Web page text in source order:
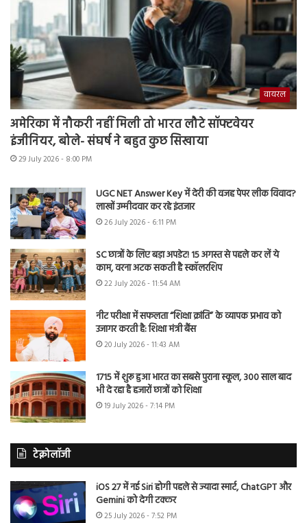
वायरल
अमेरिका में नौकरी नहीं मिली तो भारत लौटे सॉफ्टवेयर
इंजीनियर, बोले- संघर्ष ने बहुत कुछ सिखाया
29 July 2026 - 8:00 PM
UGC NET Answer Key में देरी की वजह पेपर लीक विवाद?
लाखों उम्मीदवार कर रहे इंतजार
26 July 2026 - 6:11 PM
SC छात्रों के लिए बड़ा अपडेट! 15 अगस्त से पहले कर लें ये
काम, वरना अटक सकती है स्कॉलरशिप
22 July 2026 - 11:54 AM
नीट परीक्षा में सफलता “शिक्षा क्रांति” के व्यापक प्रभाव को
उजागर करती है: शिक्षा मंत्री बैंस
20 July 2026 - 11:43 AM
1715 में शुरू हुआ भारत का सबसे पुराना स्कूल, 300 साल बाद
भी दे रहा है हजारों छात्रों को शिक्षा
19 July 2026 - 7:14 PM
टेक्नोलॉजी
iOS 27 में नई Siri होगी पहले से ज्यादा स्मार्ट, ChatGPT और
Gemini को देगी टक्कर
25 July 2026 - 7:52 PM